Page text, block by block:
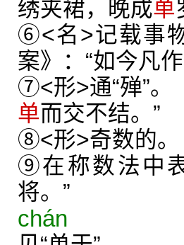
绣夹裙，晚成单
⑥<名>记载事
案》：“如今凡
⑦<形>通“殚”。
单而交不结。”
⑧<形>奇数的。
⑨在称数法中
将。”
chán